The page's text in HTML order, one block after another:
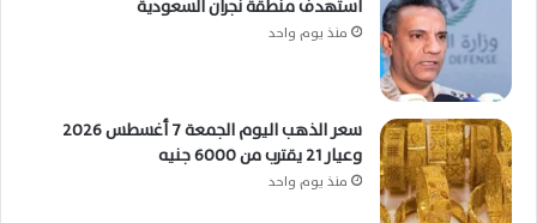
استهدف منطقة نجران السعودية
منذ يوم واحد
سعر الذهب اليوم الجمعة 7 أغسطس 2026
وعيار 21 يقترب من 6000 جنيه
منذ يوم واحد